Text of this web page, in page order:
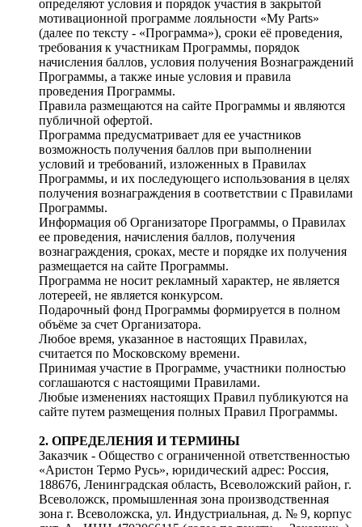
определяют условия и порядок участия в закрытой
мотивационной программе лояльности «My Parts»
(далее по тексту - «Программа»), сроки её проведения,
требования к участникам Программы, порядок
начисления баллов, условия получения Вознаграждений
Программы, а также иные условия и правила
проведения Программы.
Правила размещаются на сайте Программы и являются
публичной офертой.
Программа предусматривает для ее участников
возможность получения баллов при выполнении
условий и требований, изложенных в Правилах
Программы, и их последующего использования в целях
получения вознаграждения в соответствии с Правилами
Программы.
Информация об Организаторе Программы, о Правилах
ее проведения, начисления баллов, получения
вознаграждения, сроках, месте и порядке их получения
размещается на сайте Программы.
Программа не носит рекламный характер, не является
лотереей, не является конкурсом.
Подарочный фонд Программы формируется в полном
объёме за счет Организатора.
Любое время, указанное в настоящих Правилах,
считается по Московскому времени.
Принимая участие в Программе, участники полностью
соглашаются с настоящими Правилами.
Любые изменениях настоящих Правил публикуются на
сайте путем размещения полных Правил Программы.
2. ОПРЕДЕЛЕНИЯ И ТЕРМИНЫ
Заказчик - Общество с ограниченной ответственностью
«Аристон Термо Русь», юридический адрес: Россия,
188676, Ленинградская область, Всеволожский район, г.
Всеволожск, промышленная зона производственная
зона г. Всеволожска, ул. Индустриальная, д. № 9, корпус